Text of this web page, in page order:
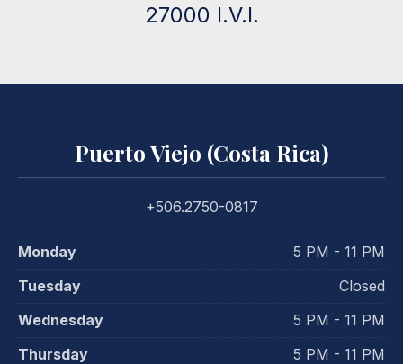
27000 I.V.I.
Puerto Viejo (Costa Rica)
+506.2750-0817
Monday
5 PM - 11 PM
Tuesday
Closed
Wednesday
5 PM - 11 PM
Thursday
5 PM - 11 PM